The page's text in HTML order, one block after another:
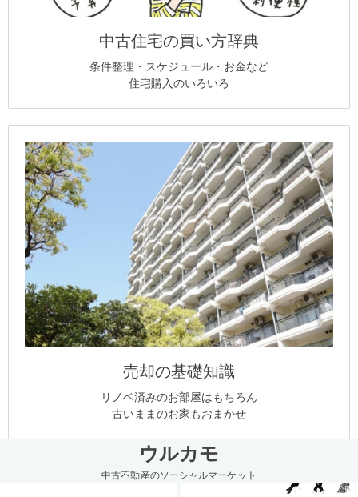
中古住宅の買い方辞典
条件整理・スケジュール・お金など
住宅購入のいろいろ
売却の基礎知識
リノベ済みのお部屋はもちろん
古いままのお家もおまかせ
ウルカモ
中古不動産のソーシャルマーケット